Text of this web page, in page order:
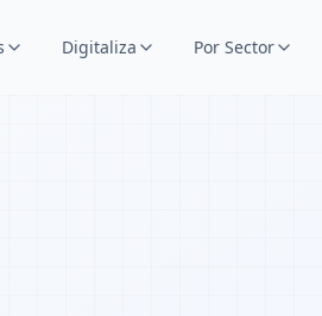
Digitaliza Por Sector